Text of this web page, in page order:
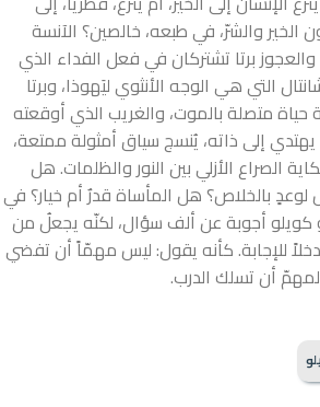
والشرّ، في طبعه، خالصين؟ الآنسة
والعجوز برتا تشتركان في فعل الفداء الذي
التي هي الوجه الأنثوي ليَهوذا، وبرتا
حياة متصلة بالموت، والغريب الذي أوقعته
إلى ذاته، يُنسج سياق أمثولة ممتعة،
الصراع الأزلي بين النور والظلمات. هل
بالخلاص؟ هل المأساة قدرٌ أم خيار؟ في
كويلو أجوبة عن ألف سؤال، لكنّه يجعلُ من
للإجابة. كأنه يقول: ليس مهمّاً أن تفضي
أن تسلك الدرب.